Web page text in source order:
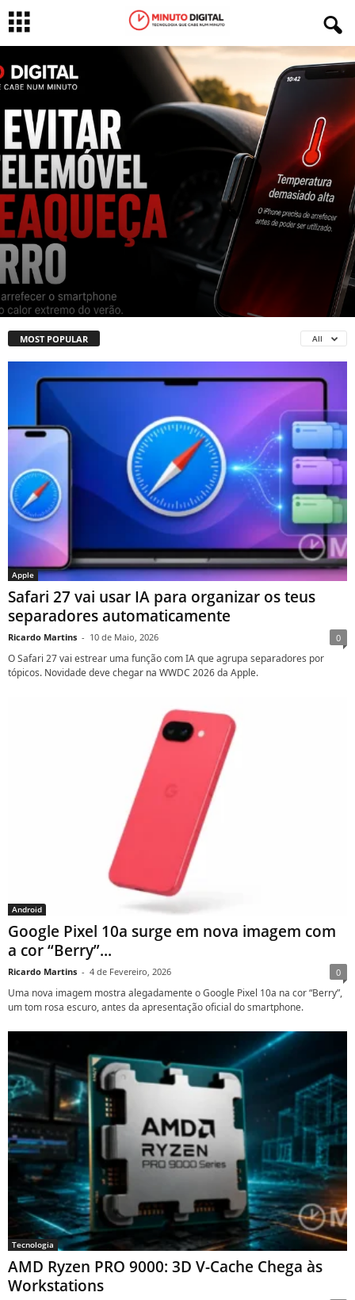
DICAS RÁPIDAS
Como evitar que o smartphone
sobreaqueça no carro: 3 truques
simples
MOST POPULAR
All
Apple
Safari 27 vai usar IA para organizar os teus
separadores automaticamente
Ricardo Martins - 10 de Maio, 2026 0
O Safari 27 vai estrear uma função com IA que agrupa separadores por
tópicos. Novidade deve chegar na WWDC 2026 da Apple.
Android
Google Pixel 10a surge em nova imagem com
a cor “Berry”...
Ricardo Martins - 4 de Fevereiro, 2026 0
Uma nova imagem mostra alegadamente o Google Pixel 10a na cor “Berry”,
um tom rosa escuro, antes da apresentação oficial do smartphone.
Tecnologia
AMD Ryzen PRO 9000: 3D V-Cache Chega às
Workstations